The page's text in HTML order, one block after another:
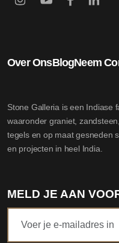
Over OnsBlogNeem
Stone Galleria is een Indiase
waaronder graniet,
tegels en op maat gesneden
en projecten in heel India.
MELD JE AAN